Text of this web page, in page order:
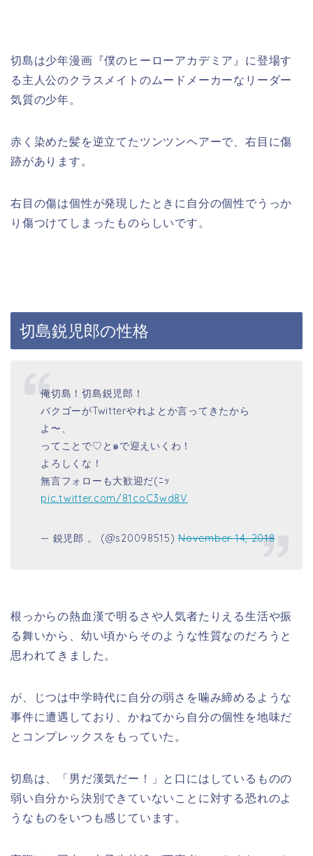
切島は少年漫画『僕のヒーローアカデミア』に登場す
る主人公のクラスメイトのムードメーカーなリーダー
気質の少年。
赤く染めた髪を逆立てたツンツンヘアーで、右目に傷
跡があります。
右目の傷は個性が発現したときに自分の個性でうっか
り傷つけてしまったものらしいです。
切島鋭児郎の性格
俺切島！切島鋭児郎！
バクゴーがTwitterやれよとか言ってきたから
よ〜、
ってことで♡と๑で迎えいくわ！
よろしくな！
無言フォローも大歓迎だ(ﾆｯ
pic.twitter.com/81coC3wd8V
— 鋭児郎 。 (@s20098515)November 14, 2018
根っからの熱血漢で明るさや人気者たりえる生活や振
る舞いから、幼い頃からそのような性質なのだろうと
思われてきました。
が、じつは中学時代に自分の弱さを噛み締めるような
事件に遭遇しており、かねてから自分の個性を地味だ
とコンプレックスをもっていた。
切島は、「男だ漢気だー！」と口にはしているものの
弱い自分から決別できていないことに対する恐れのよ
うなものをいつも感じています。